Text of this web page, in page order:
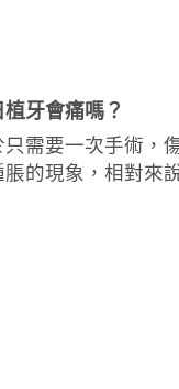
植牙會痛嗎？
只需要一次手術，
脹的現象，相對來